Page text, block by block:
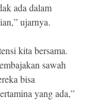
ada dalam
ujarnya.
kita bersama.
sawah
bisa
yang ada,”